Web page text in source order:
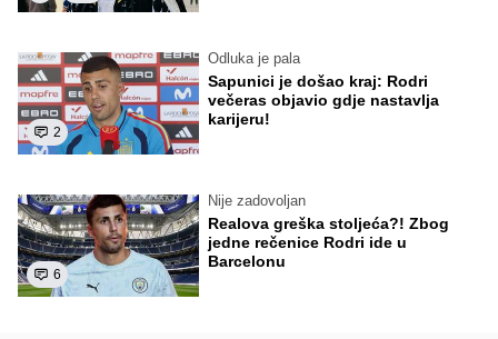
2
Odluka je pala
Sapunici je došao kraj: Rodri
večeras objavio gdje nastavlja
karijeru!
6
Nije zadovoljan
Realova greška stoljeća?! Zbog
jedne rečenice Rodri ide u
Barcelonu